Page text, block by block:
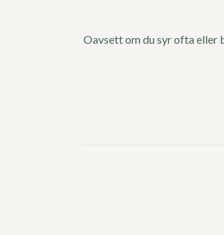
Oavsett om du syr ofta eller